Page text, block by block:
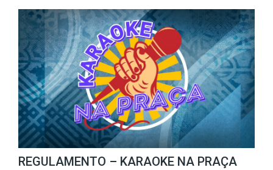
REGULAMENTO – KARAOKE NA PRAÇA